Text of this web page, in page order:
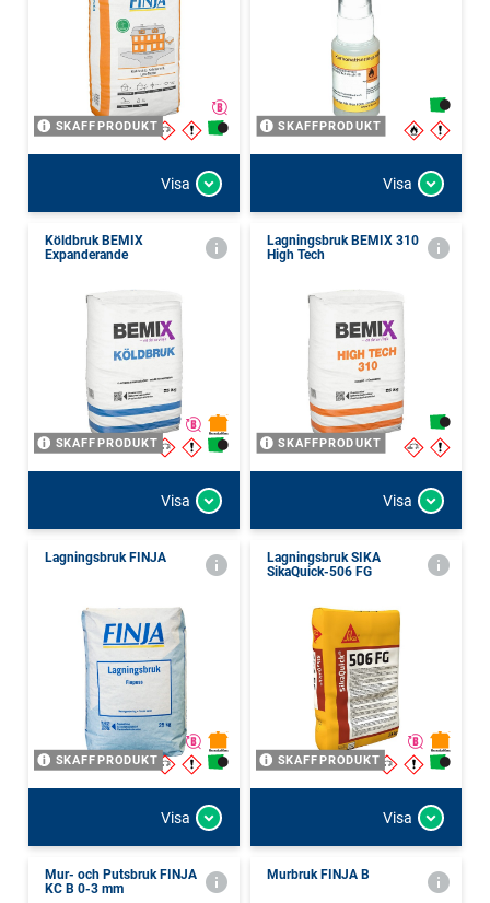
SKAFFPRODUKT
Visa
SKAFFPRODUKT
Visa
Köldbruk BEMIX
Expanderande
SKAFFPRODUKT
Visa
Lagningsbruk BEMIX 310
High Tech
SKAFFPRODUKT
Visa
Lagningsbruk FINJA
SKAFFPRODUKT
Visa
Lagningsbruk SIKA
SikaQuick-506 FG
SKAFFPRODUKT
Visa
Mur- och Putsbruk FINJA
KC B 0-3 mm
Murbruk FINJA B